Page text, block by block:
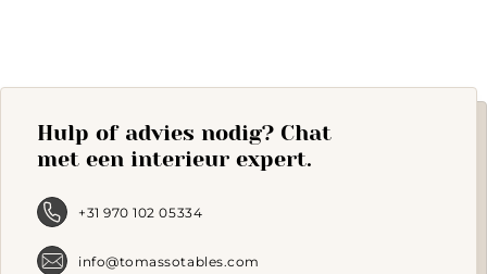
options
be
chosen
on
Hulp of advies nodig? Chat
met een interieur expert.
+31 970 102 05334
info@tomassotables.com